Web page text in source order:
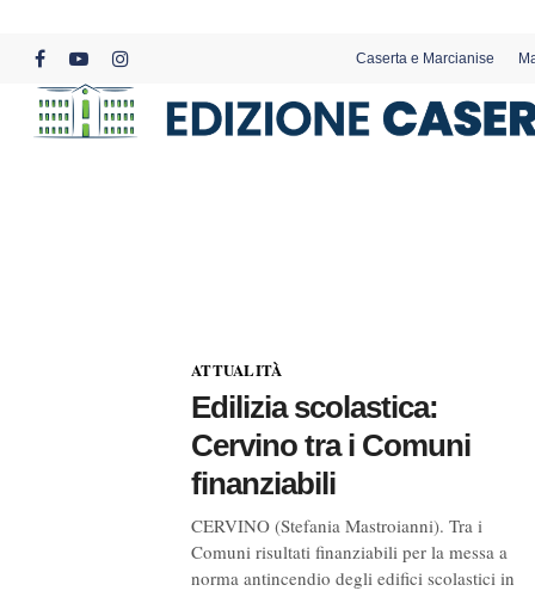
content
facebookyoutubeinstagram
Caserta e Marcianise
ATTUALITÀ
Edilizia scolastica:
Cervino tra i Comuni
finanziabili
CERVINO (Stefania Mastroianni). Tra i
Comuni risultati finanziabili per la messa a
norma antincendio degli edifici scolastici in